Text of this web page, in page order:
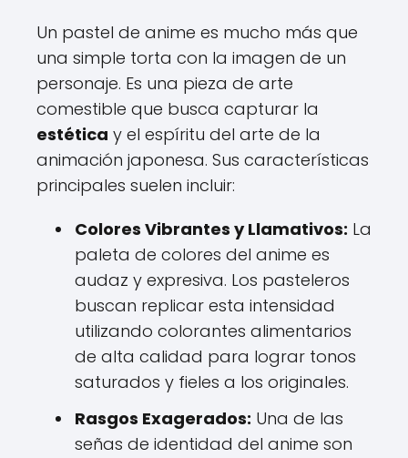
Un pastel de anime es mucho más que
una simple torta con la imagen de un
personaje. Es una pieza de arte
comestible que busca capturar la
estética y el espíritu del arte de la
animación japonesa. Sus características
principales suelen incluir:
Colores Vibrantes y Llamativos: La
paleta de colores del anime es
audaz y expresiva. Los pasteleros
buscan replicar esta intensidad
utilizando colorantes alimentarios
de alta calidad para lograr tonos
saturados y fieles a los originales.
Rasgos Exagerados: Una de las
señas de identidad del anime son